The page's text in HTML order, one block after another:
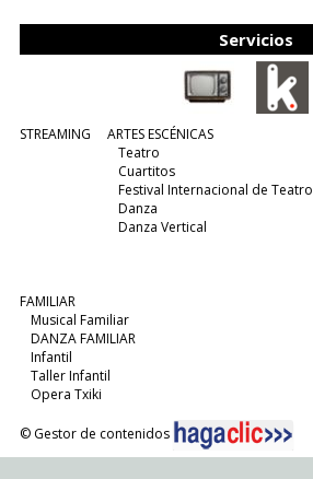
Servicios
STREAMING
ARTES ESCÉNICAS
Teatro
Cuartitos
Festival Internacional de Teatro
Danza
Danza Vertical
FAMILIAR
Musical Familiar
DANZA FAMILIAR
Infantil
Taller Infantil
Opera Txiki
© Gestor de contenidos